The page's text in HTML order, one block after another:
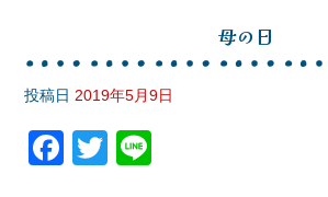
母の日
投稿日 2019年5月9日
F
T